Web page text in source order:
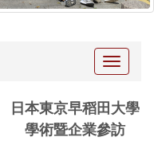
Toggle
日本東京早稻田大學
學術暨企業參訪